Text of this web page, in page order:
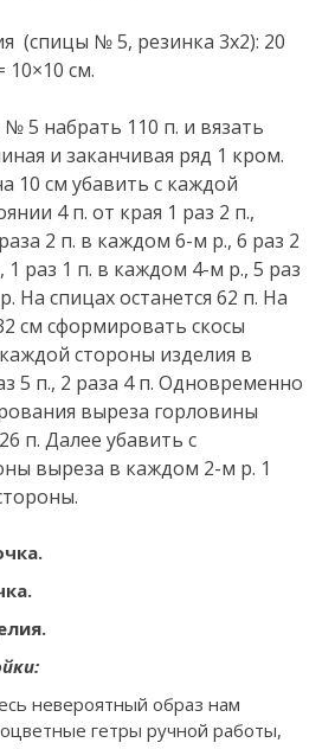
(спицы № 5, резинка 3х2): 20
10×10 см.
5 набрать 110 п. и вязать
и заканчивая ряд 1 кром.
10 см убавить с каждой
4 п. от края 1 раз 2 п.,
2 п. в каждом 6-м р., 6 раз 2
раз 1 п. в каждом 4-м р., 5 раз
На спицах останется 62 п. На
см сформировать скосы
стороны изделия в
5 п., 2 раза 4 п. Одновременно
выреза горловины
п. Далее убавить с
выреза в каждом 2-м р. 1
невероятный образ нам
гетры ручной работы,